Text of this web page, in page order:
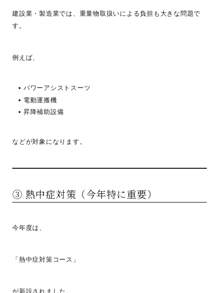
建設業・製造業では、重量物取扱いによる負担も大きな問題で
す。
例えば、
パワーアシストスーツ
電動運搬機
昇降補助設備
などが対象になります。
③ 熱中症対策（今年特に重要）
今年度は、
「熱中症対策コース」
が新設されました。